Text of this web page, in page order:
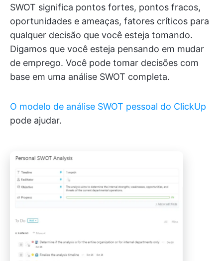
SWOT significa pontos fortes, pontos fracos,
oportunidades e ameaças, fatores críticos para
qualquer decisão que você esteja tomando.
Digamos que você esteja pensando em mudar
de emprego. Você pode tomar decisões com
base em uma análise SWOT completa.
O modelo de análise SWOT pessoal do ClickUp
pode ajudar.